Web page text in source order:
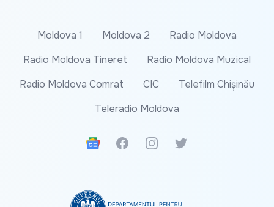
Moldova 1 Moldova 2
Radio Moldova
Radio Moldova Tineret
Radio Moldova Muzical
Radio Moldova Comrat
CIC
Telefilm Chișinău
Teleradio Moldova
Google News
FacebookInstagramTwitter